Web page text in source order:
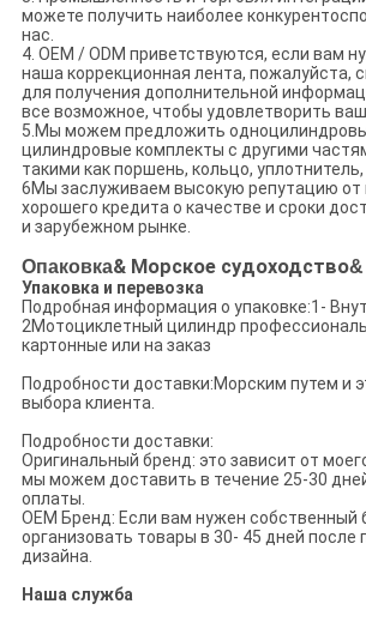
можете получить наиболее
нас.
4. OEM / ODM приветствуются, если вам
наша коррекционная лента, пожалуйста,
для получения дополнительной
все возможное, чтобы удовлетворить
5.Мы можем предложить
цилиндровые комплекты с другими
такими как поршень, кольцо,
6Мы заслуживаем высокую репутацию от
хорошего кредита о качестве и сроки
и зарубежном рынке.
Опаковка& Морское судоходство&
Упаковка и перевозка
Подробная информация о упаковке:1-
2Мотоциклетный цилиндр
картонные или на заказ
Подробности доставки:Морским путем и
выбора клиента.
Подробности доставки:
Оригинальный бренд: это зависит от
мы можем доставить в течение 25-30
оплаты.
OEM Бренд: Если вам нужен
организовать товары в 30- 45 дней после
дизайна.
Наша служба